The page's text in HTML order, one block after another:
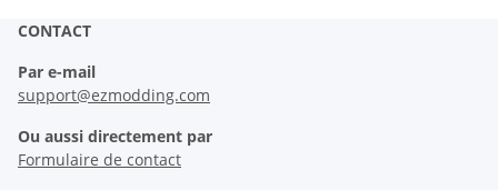
CONTACT
Par e-mail
support@ezmodding.com
Ou aussi directement par
Formulaire de contact